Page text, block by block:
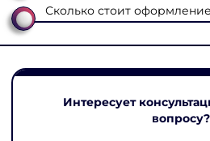
Сколько стоит
Интересует
вопросу?